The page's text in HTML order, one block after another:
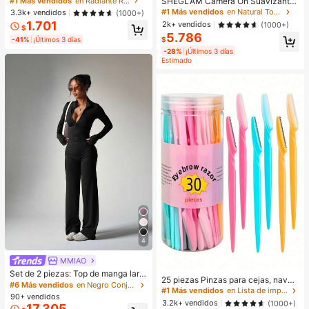
CosméTica Maquillaje Para Mujere
s Y NiñAs
3.3k+ vendidos
(1000+)
$1.701
-41% ¡Últimos 3 días
4
MMIAO
Set de 2 piezas: Top de manga larg
a con cierre de cremallera morado
+ Pantalones anchos de pierna anc
ha sueltos, conjunto de yoga y dep
#6 Más vendidos
en Negro Conjuntos deportivos para mujer
90+ vendidos
& Difuminador Prebase Marca de B
elleza Cosmética Maquillaje para
Mujeres y Niñas
#1 Más vendidos
en Natural Tono
2k+ vendidos
(1000+)
$5.786
-28% ¡Últimos 3 días
Estimado
25 piezas Pinzas para cejas, navaj
as, tijeras de mango largo, pinzas p
ara cejas de acero inoxidable, herra
#1 Más vendidos
en Lista de imprescindibles para enfermería Herram
3.2k+ vendidos
(1000+)